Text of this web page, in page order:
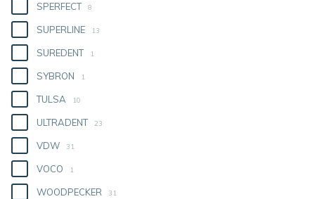
SPERFECT 8
SUPERLINE 13
SUREDENT 1
SYBRON 1
TULSA 10
ULTRADENT 23
VDW 31
VOCO 1
WOODPECKER 31